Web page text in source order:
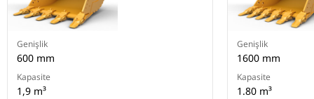
Genişlik
600 mm
Kapasite
1,9 m³
Genişlik
1600 mm
Kapasite
1.80 m³